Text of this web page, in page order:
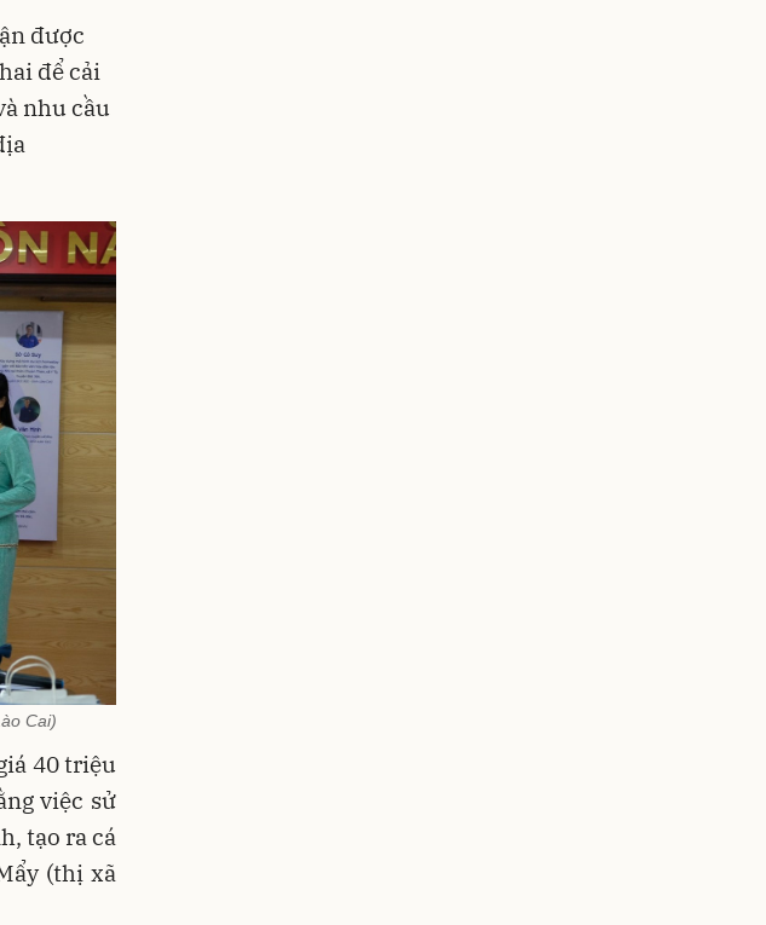
được
để cải
nhu cầu
Cai)
40 triệu
việc sử
tạo ra cá
(thị xã